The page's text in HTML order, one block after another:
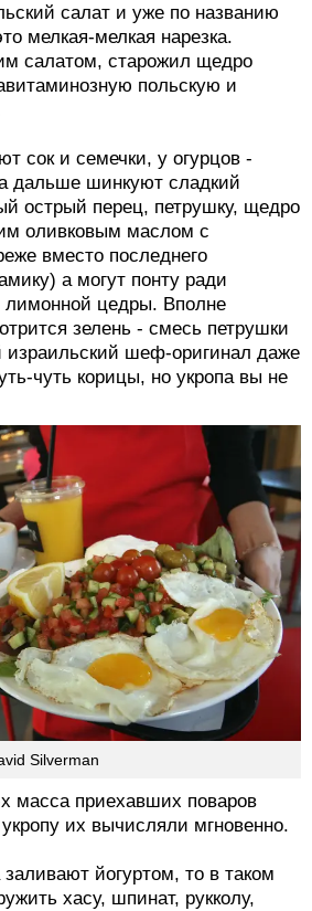
салат и уже по названию
мелкая-мелкая нарезка.
салатом, старожил щедро
польскую и
сок и семечки, у огурцов -
дальше шинкуют сладкий
острый перец, петрушку, щедро
оливковым маслом с
вместо последнего
а могут понту ради
лимонной цедры. Вполне
зелень - смесь петрушки
израильский шеф-оригинал даже
чуть корицы, но укропа вы не
Silverman
масса приехавших поваров
их вычисляли мгновенно.
йогуртом, то в таком
хасу, шпинат, рукколу,